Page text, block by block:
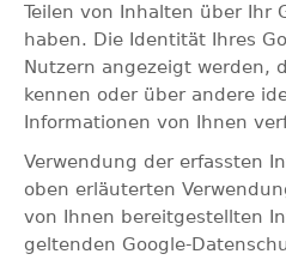
Teilen von Inhalten über Ihr
haben. Die Identität Ihres
Nutzern angezeigt werden,
kennen oder über andere
Informationen von Ihnen
Verwendung der erfassten
oben erläuterten
von Ihnen bereitgestellten
geltenden Google-